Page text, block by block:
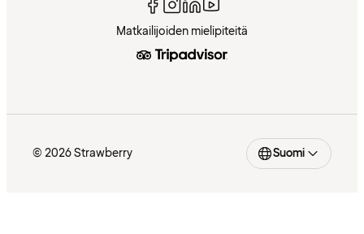
Matkailijoiden mielipiteitä
© 2026 Strawberry Suomi